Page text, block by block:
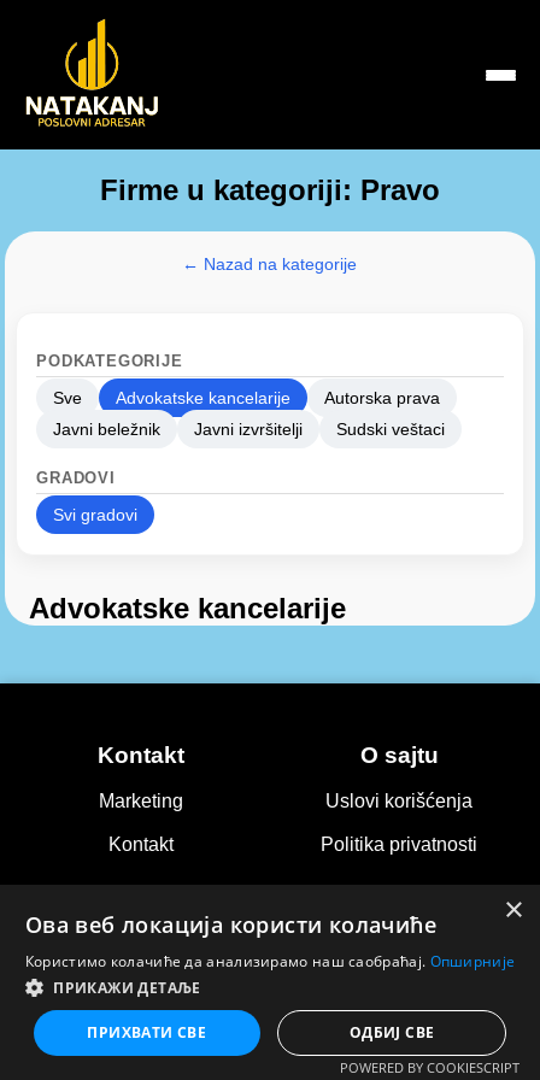
Firme u kategoriji: Pravo
← Nazad na kategorije
PODKATEGORIJE
Sve Advokatske kancelarije
Autorska prava
Javni beležnik
Javni izvršitelji Sudski veštaci
GRADOVI
Svi gradovi
Advokatske kancelarije
Kontakt
Marketing
Kontakt
O sajtu
Uslovi korišćenja
Politika privatnosti
zadržana.
×
Ова веб локација користи колачиће
Користимо колачиће да анализирамо наш саобраћај. Опширније
ПРИКАЖИ ДЕТАЉЕ
ПРИХВАТИ СВЕ ОДБИЈ СВЕ
POWERED BY COOKIESCRIPT